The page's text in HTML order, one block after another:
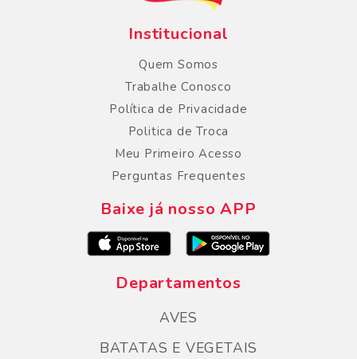
Institucional
Quem Somos
Trabalhe Conosco
Política de Privacidade
Politica de Troca
Meu Primeiro Acesso
Perguntas Frequentes
Baixe já nosso APP
Departamentos
AVES
BATATAS E VEGETAIS